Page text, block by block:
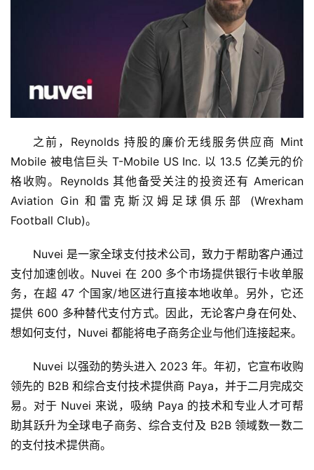
消
费
生
活
技
财
经
育
专
题
登录 注册
之前，Reynolds 持股的廉价无线服务供应商 Mint
Mobile 被电信巨头 T-Mobile US Inc. 以 13.5 亿美元的价
格收购。Reynolds 其他备受关注的投资还有 American
Aviation Gin 和雷克斯汉姆足球俱乐部 (Wrexham
Football Club)。
Nuvei 是一家全球支付技术公司，致力于帮助客户通过
支付加速创收。Nuvei 在 200 多个市场提供银行卡收单服
务，在超 47 个国家/地区进行直接本地收单。另外，它还
提供 600 多种替代支付方式。因此，无论客户身在何处、
想如何支付，Nuvei 都能将电子商务企业与他们连接起来。
Nuvei 以强劲的势头进入 2023 年。年初，它宣布收购
领先的 B2B 和综合支付技术提供商 Paya，并于二月完成交
易。对于 Nuvei 来说，吸纳 Paya 的技术和专业人才可帮
助其跃升为全球电子商务、综合支付及 B2B 领域数一数二
的支付技术提供商。